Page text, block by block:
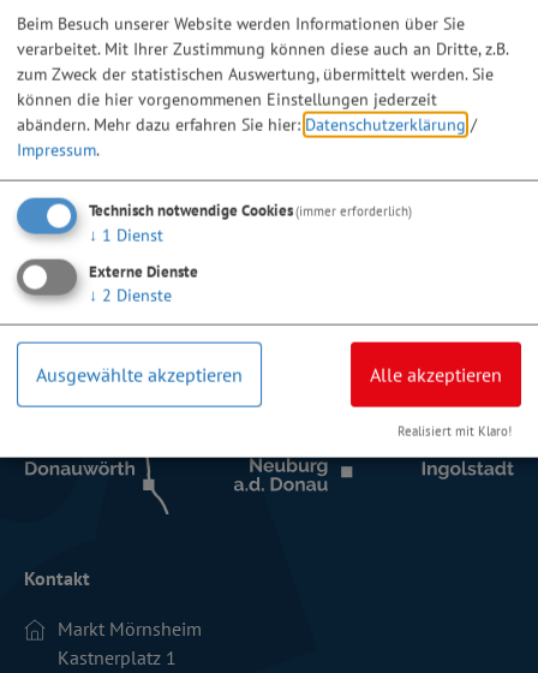
Kontakt
Markt Mörnsheim
Kastnerplatz 1
Beim Besuch unserer Website werden Informationen über Sie
verarbeitet. Mit Ihrer Zustimmung können diese auch an Dritte, z.B.
zum Zweck der statistischen Auswertung, übermittelt werden. Sie
können die hier vorgenommenen Einstellungen jederzeit
abändern. Mehr dazu erfahren Sie hier: Datenschutzerklärung /
Impressum.
Technisch notwendige Cookies(immer erforderlich)
↓ 1 Dienst
Externe Dienste
↓ 2 Dienste
Ausgewählte akzeptieren Alle akzeptieren
Realisiert mit Klaro!